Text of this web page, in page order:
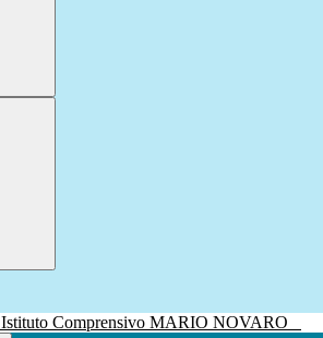
Istituto Comprensivo MARIO NOVARO